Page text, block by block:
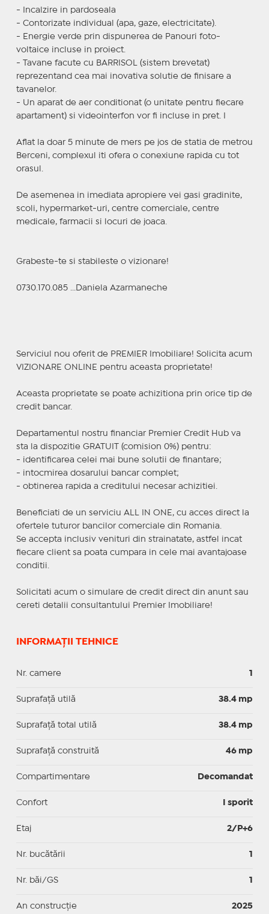
- Incalzire in pardoseala
- Contorizate individual (apa, gaze, electricitate).
- Energie verde prin dispunerea de Panouri foto-
voltaice incluse in proiect.
- Tavane facute cu BARRISOL (sistem brevetat)
reprezentand cea mai inovativa solutie de finisare a
tavanelor.
- Un aparat de aer conditionat (o unitate pentru fiecare
apartament) si videointerfon vor fi incluse in pret. I
Aflat la doar 5 minute de mers pe jos de statia de metrou
Berceni, complexul iti ofera o conexiune rapida cu tot
orasul.
De asemenea in imediata apropiere vei gasi gradinite,
scoli, hypermarket-uri, centre comerciale, centre
medicale, farmacii si locuri de joaca.
Grabeste-te si stabileste o vizionare!
0730.170.085 ...Daniela Azarmaneche
Serviciul nou oferit de PREMIER Imobiliare! Solicita acum
VIZIONARE ONLINE pentru aceasta proprietate!
Aceasta proprietate se poate achizitiona prin orice tip de
credit bancar.
Departamentul nostru financiar Premier Credit Hub va
sta la dispozitie GRATUIT (comision 0%) pentru:
- identificarea celei mai bune solutii de finantare;
- intocmirea dosarului bancar complet;
- obtinerea rapida a creditului necesar achizitiei.
Beneficiati de un serviciu ALL IN ONE, cu acces direct la
ofertele tuturor bancilor comerciale din Romania.
Se accepta inclusiv venituri din strainatate, astfel incat
fiecare client sa poata cumpara in cele mai avantajoase
conditii.
Solicitati acum o simulare de credit direct din anunt sau
cereti detalii consultantului Premier Imobiliare!
INFORMAȚII TEHNICE
Nr. camere 1
Suprafaţă utilă 38.4 mp
Suprafaţă total utilă 38.4 mp
Suprafaţă construită 46 mp
Compartimentare Decomandat
Confort I sporit
Etaj 2/P+6
Nr. bucătării 1
Nr. băi/GS 1
An construcție 2025